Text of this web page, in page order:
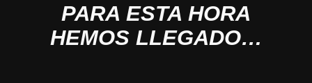
PARA ESTA HORA
HEMOS LLEGADO…